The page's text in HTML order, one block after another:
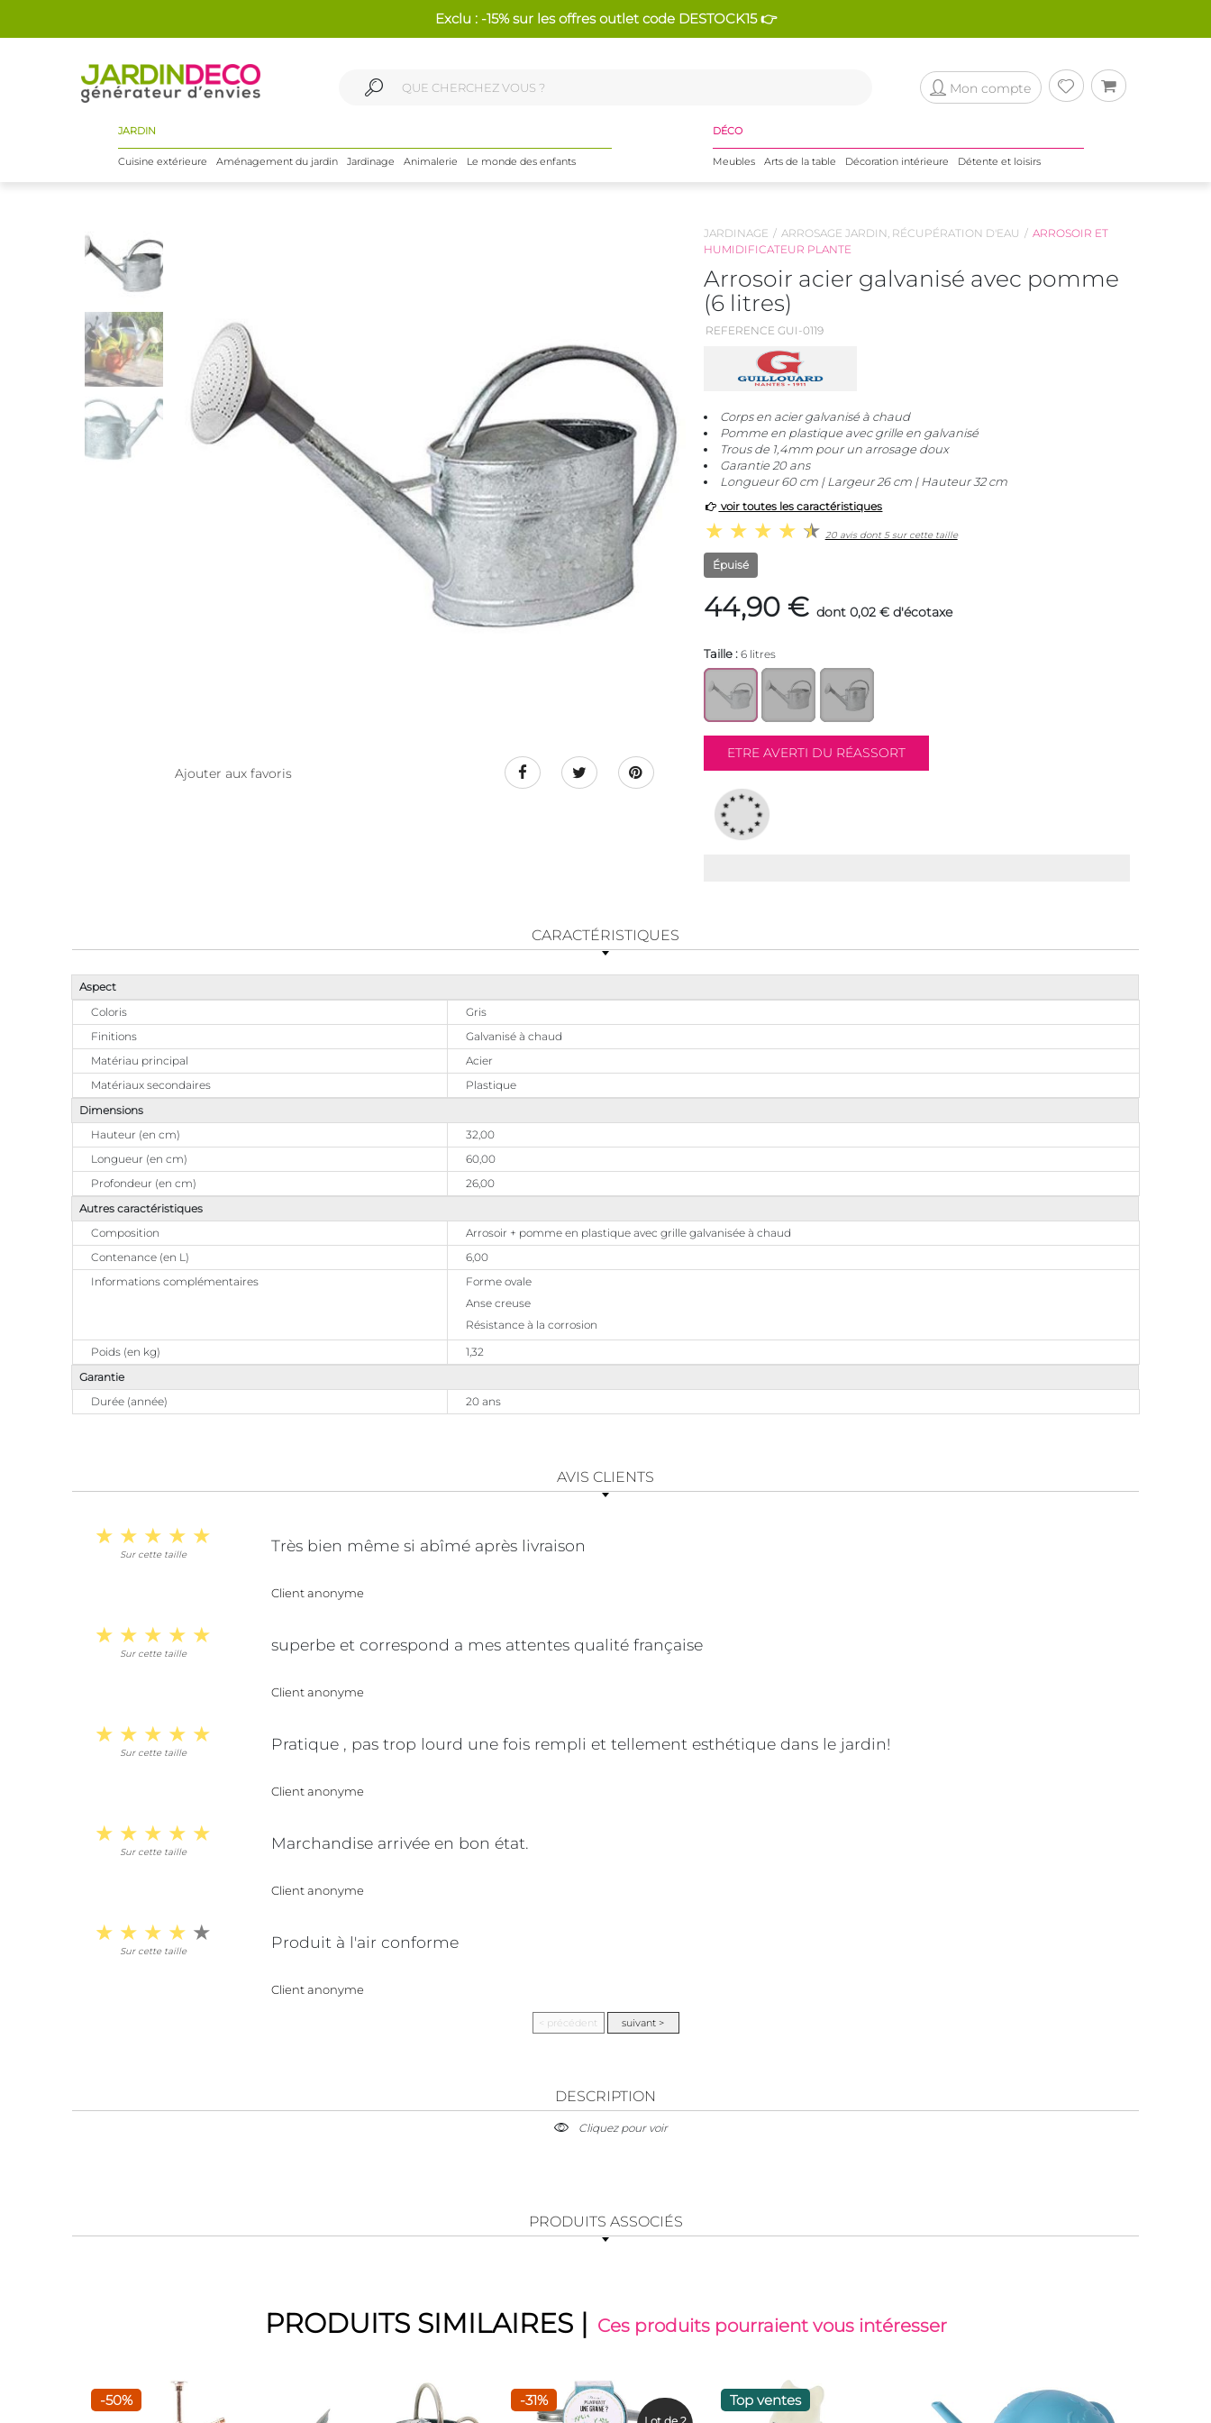
Exclu : -15% sur les offres outlet code DESTOCK15 👉
Mon compte
JARDIN
Cuisine extérieure Aménagement du jardin Jardinage Animalerie Le monde des enfants
DÉCO
Meubles Arts de la table Décoration intérieure Détente et loisirs
Ajouter aux favoris
JARDINAGE ARROSAGE JARDIN, RÉCUPÉRATION D'EAU
ARROSOIR ET
HUMIDIFICATEUR PLANTE
Arrosoir acier galvanisé avec pomme
(6 litres)
REFERENCE GUI-0119
Corps en acier galvanisé à chaud
Pomme en plastique avec grille en galvanisé
Trous de 1,4mm pour un arrosage doux
Garantie 20 ans
Longueur 60 cm | Largeur 26 cm | Hauteur 32 cm
voir toutes les caractéristiques
20 avis dont 5 sur cette taille
Épuisé
44,90 € dont 0,02 € d'écotaxe
Taille : 6 litres
CARACTÉRISTIQUES
Aspect
Coloris
Gris
Finitions
Galvanisé à chaud
Matériau principal
Acier
Matériaux secondaires
Plastique
Dimensions
Hauteur (en cm)
32,00
Longueur (en cm)
60,00
Profondeur (en cm)
26,00
Autres caractéristiques
Composition
Arrosoir + pomme en plastique avec grille galvanisée à chaud
Contenance (en L)
6,00
Informations complémentaires
Forme ovale
Anse creuse
Résistance à la corrosion
Poids (en kg)
1,32
Garantie
Durée (année)
20 ans
AVIS CLIENTS
Sur cette taille Très bien même si abîmé après livraison
Client anonyme
Sur cette taille superbe et correspond a mes attentes qualité française
Client anonyme
Sur cette taille Pratique , pas trop lourd une fois rempli et tellement esthétique dans le jardin!
Client anonyme
Sur cette taille Marchandise arrivée en bon état.
Client anonyme
Sur cette taille Produit à l'air conforme
Client anonyme
DESCRIPTION
Cliquez pour voir
PRODUITS ASSOCIÉS
PRODUITS SIMILAIRES | Ces produits pourraient vous intéresser
-50% -31% Top ventes